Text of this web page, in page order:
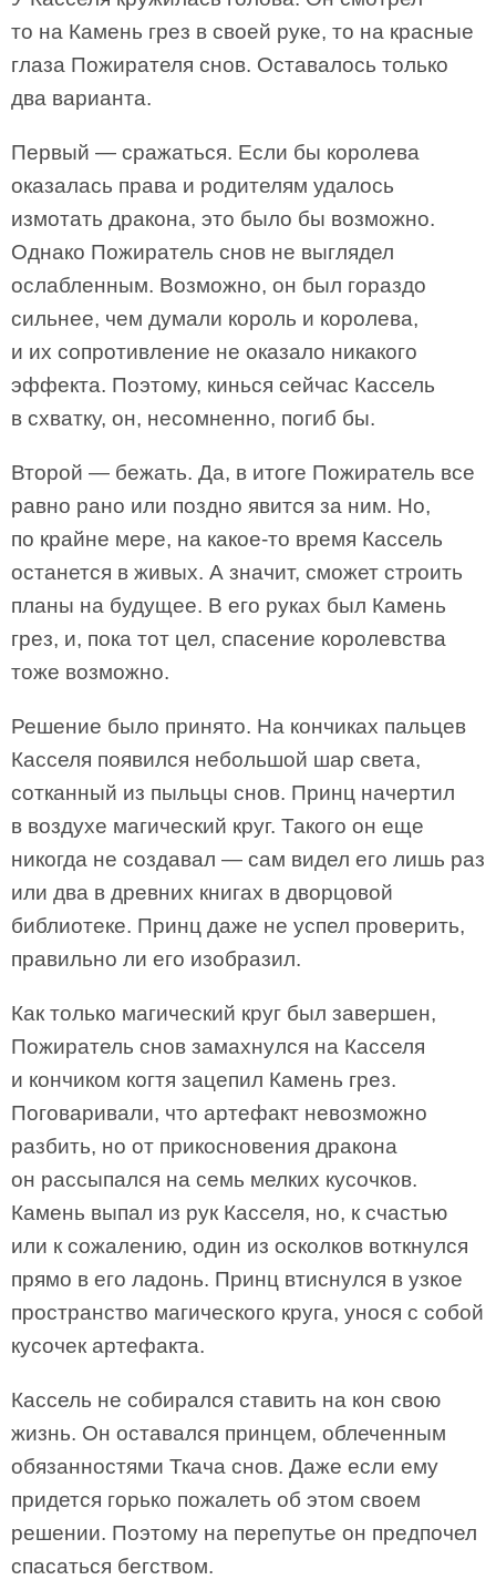
то на Камень грез в своей руке, то на красные
глаза Пожирателя снов. Оставалось только
два варианта.
Первый — сражаться. Если бы королева
оказалась права и родителям удалось
измотать дракона, это было бы возможно.
Однако Пожиратель снов не выглядел
ослабленным. Возможно, он был гораздо
сильнее, чем думали король и королева,
и их сопротивление не оказало никакого
эффекта. Поэтому, кинься сейчас Кассель
в схватку, он, несомненно, погиб бы.
Второй — бежать. Да, в итоге Пожиратель все
равно рано или поздно явится за ним. Но,
по крайне мере, на какое-то время Кассель
останется в живых. А значит, сможет строить
планы на будущее. В его руках был Камень
грез, и, пока тот цел, спасение королевства
тоже возможно.
Решение было принято. На кончиках пальцев
Касселя появился небольшой шар света,
сотканный из пыльцы снов. Принц начертил
в воздухе магический круг. Такого он еще
никогда не создавал — сам видел его лишь раз
или два в древних книгах в дворцовой
библиотеке. Принц даже не успел проверить,
правильно ли его изобразил.
Как только магический круг был завершен,
Пожиратель снов замахнулся на Касселя
и кончиком когтя зацепил Камень грез.
Поговаривали, что артефакт невозможно
разбить, но от прикосновения дракона
он рассыпался на семь мелких кусочков.
Камень выпал из рук Касселя, но, к счастью
или к сожалению, один из осколков воткнулся
прямо в его ладонь. Принц втиснулся в узкое
пространство магического круга, унося с собой
кусочек артефакта.
Кассель не собирался ставить на кон свою
жизнь. Он оставался принцем, облеченным
обязанностями Ткача снов. Даже если ему
придется горько пожалеть об этом своем
решении. Поэтому на перепутье он предпочел
спасаться бегством.